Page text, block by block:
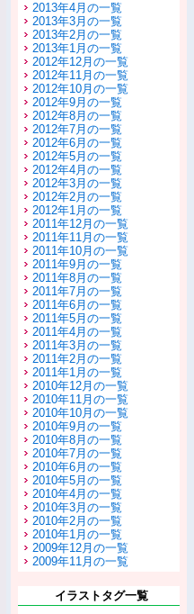
2013年4月の一覧
2013年3月の一覧
2013年2月の一覧
2013年1月の一覧
2012年12月の一覧
2012年11月の一覧
2012年10月の一覧
2012年9月の一覧
2012年8月の一覧
2012年7月の一覧
2012年6月の一覧
2012年5月の一覧
2012年4月の一覧
2012年3月の一覧
2012年2月の一覧
2012年1月の一覧
2011年12月の一覧
2011年11月の一覧
2011年10月の一覧
2011年9月の一覧
2011年8月の一覧
2011年7月の一覧
2011年6月の一覧
2011年5月の一覧
2011年4月の一覧
2011年3月の一覧
2011年2月の一覧
2011年1月の一覧
2010年12月の一覧
2010年11月の一覧
2010年10月の一覧
2010年9月の一覧
2010年8月の一覧
2010年7月の一覧
2010年6月の一覧
2010年5月の一覧
2010年4月の一覧
2010年3月の一覧
2010年2月の一覧
2010年1月の一覧
2009年12月の一覧
2009年11月の一覧
イラストタグ一覧